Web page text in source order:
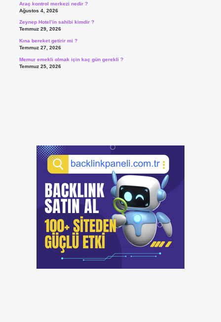
Araç kontrol merkezi nedir ?
Ağustos 4, 2026
Zeynep Hotel’in sahibi kimdir ?
Temmuz 29, 2026
Kına bereket getirir mi ?
Temmuz 27, 2026
Memur emekli olmak için kaç gün gerekli ?
Temmuz 25, 2026